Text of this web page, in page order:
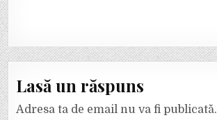
Lasă un răspuns
Adresa ta de email nu va fi publicată.